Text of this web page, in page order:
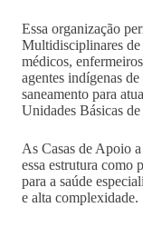
Essa organização
Multidisciplinares
médicos,
agentes indígenas
saneamento para
Unidades Básicas
As Casas de Apoio
essa estrutura como
para a saúde
e alta complexidade.